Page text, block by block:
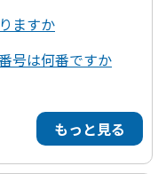
ますか
号は何番ですか
もっと見る